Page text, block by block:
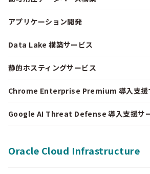
アプリケーション開発
Data Lake 構築サービス
静的ホスティングサービス
Chrome Enterprise Premium 導入支援
Google AI Threat Defense 導入支援サ
Oracle Cloud Infrastructure